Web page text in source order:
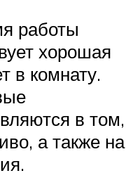
работы
хорошая
в комнату.
в том,
а также на